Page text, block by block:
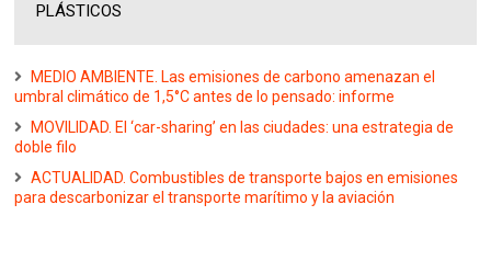
PLÁSTICOS
MEDIO AMBIENTE. Las emisiones de carbono amenazan el
umbral climático de 1,5°C antes de lo pensado: informe
MOVILIDAD. El ‘car-sharing’ en las ciudades: una estrategia de
doble filo
ACTUALIDAD. Combustibles de transporte bajos en emisiones
para descarbonizar el transporte marítimo y la aviación